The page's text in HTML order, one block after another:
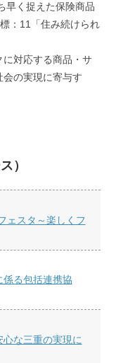
早く捉えた保険商品
：11「住み続けられ
対応する商品・サ
の実現に寄与す
）
ェスタ～楽しくフ
る包括連携協
な三重の実現に